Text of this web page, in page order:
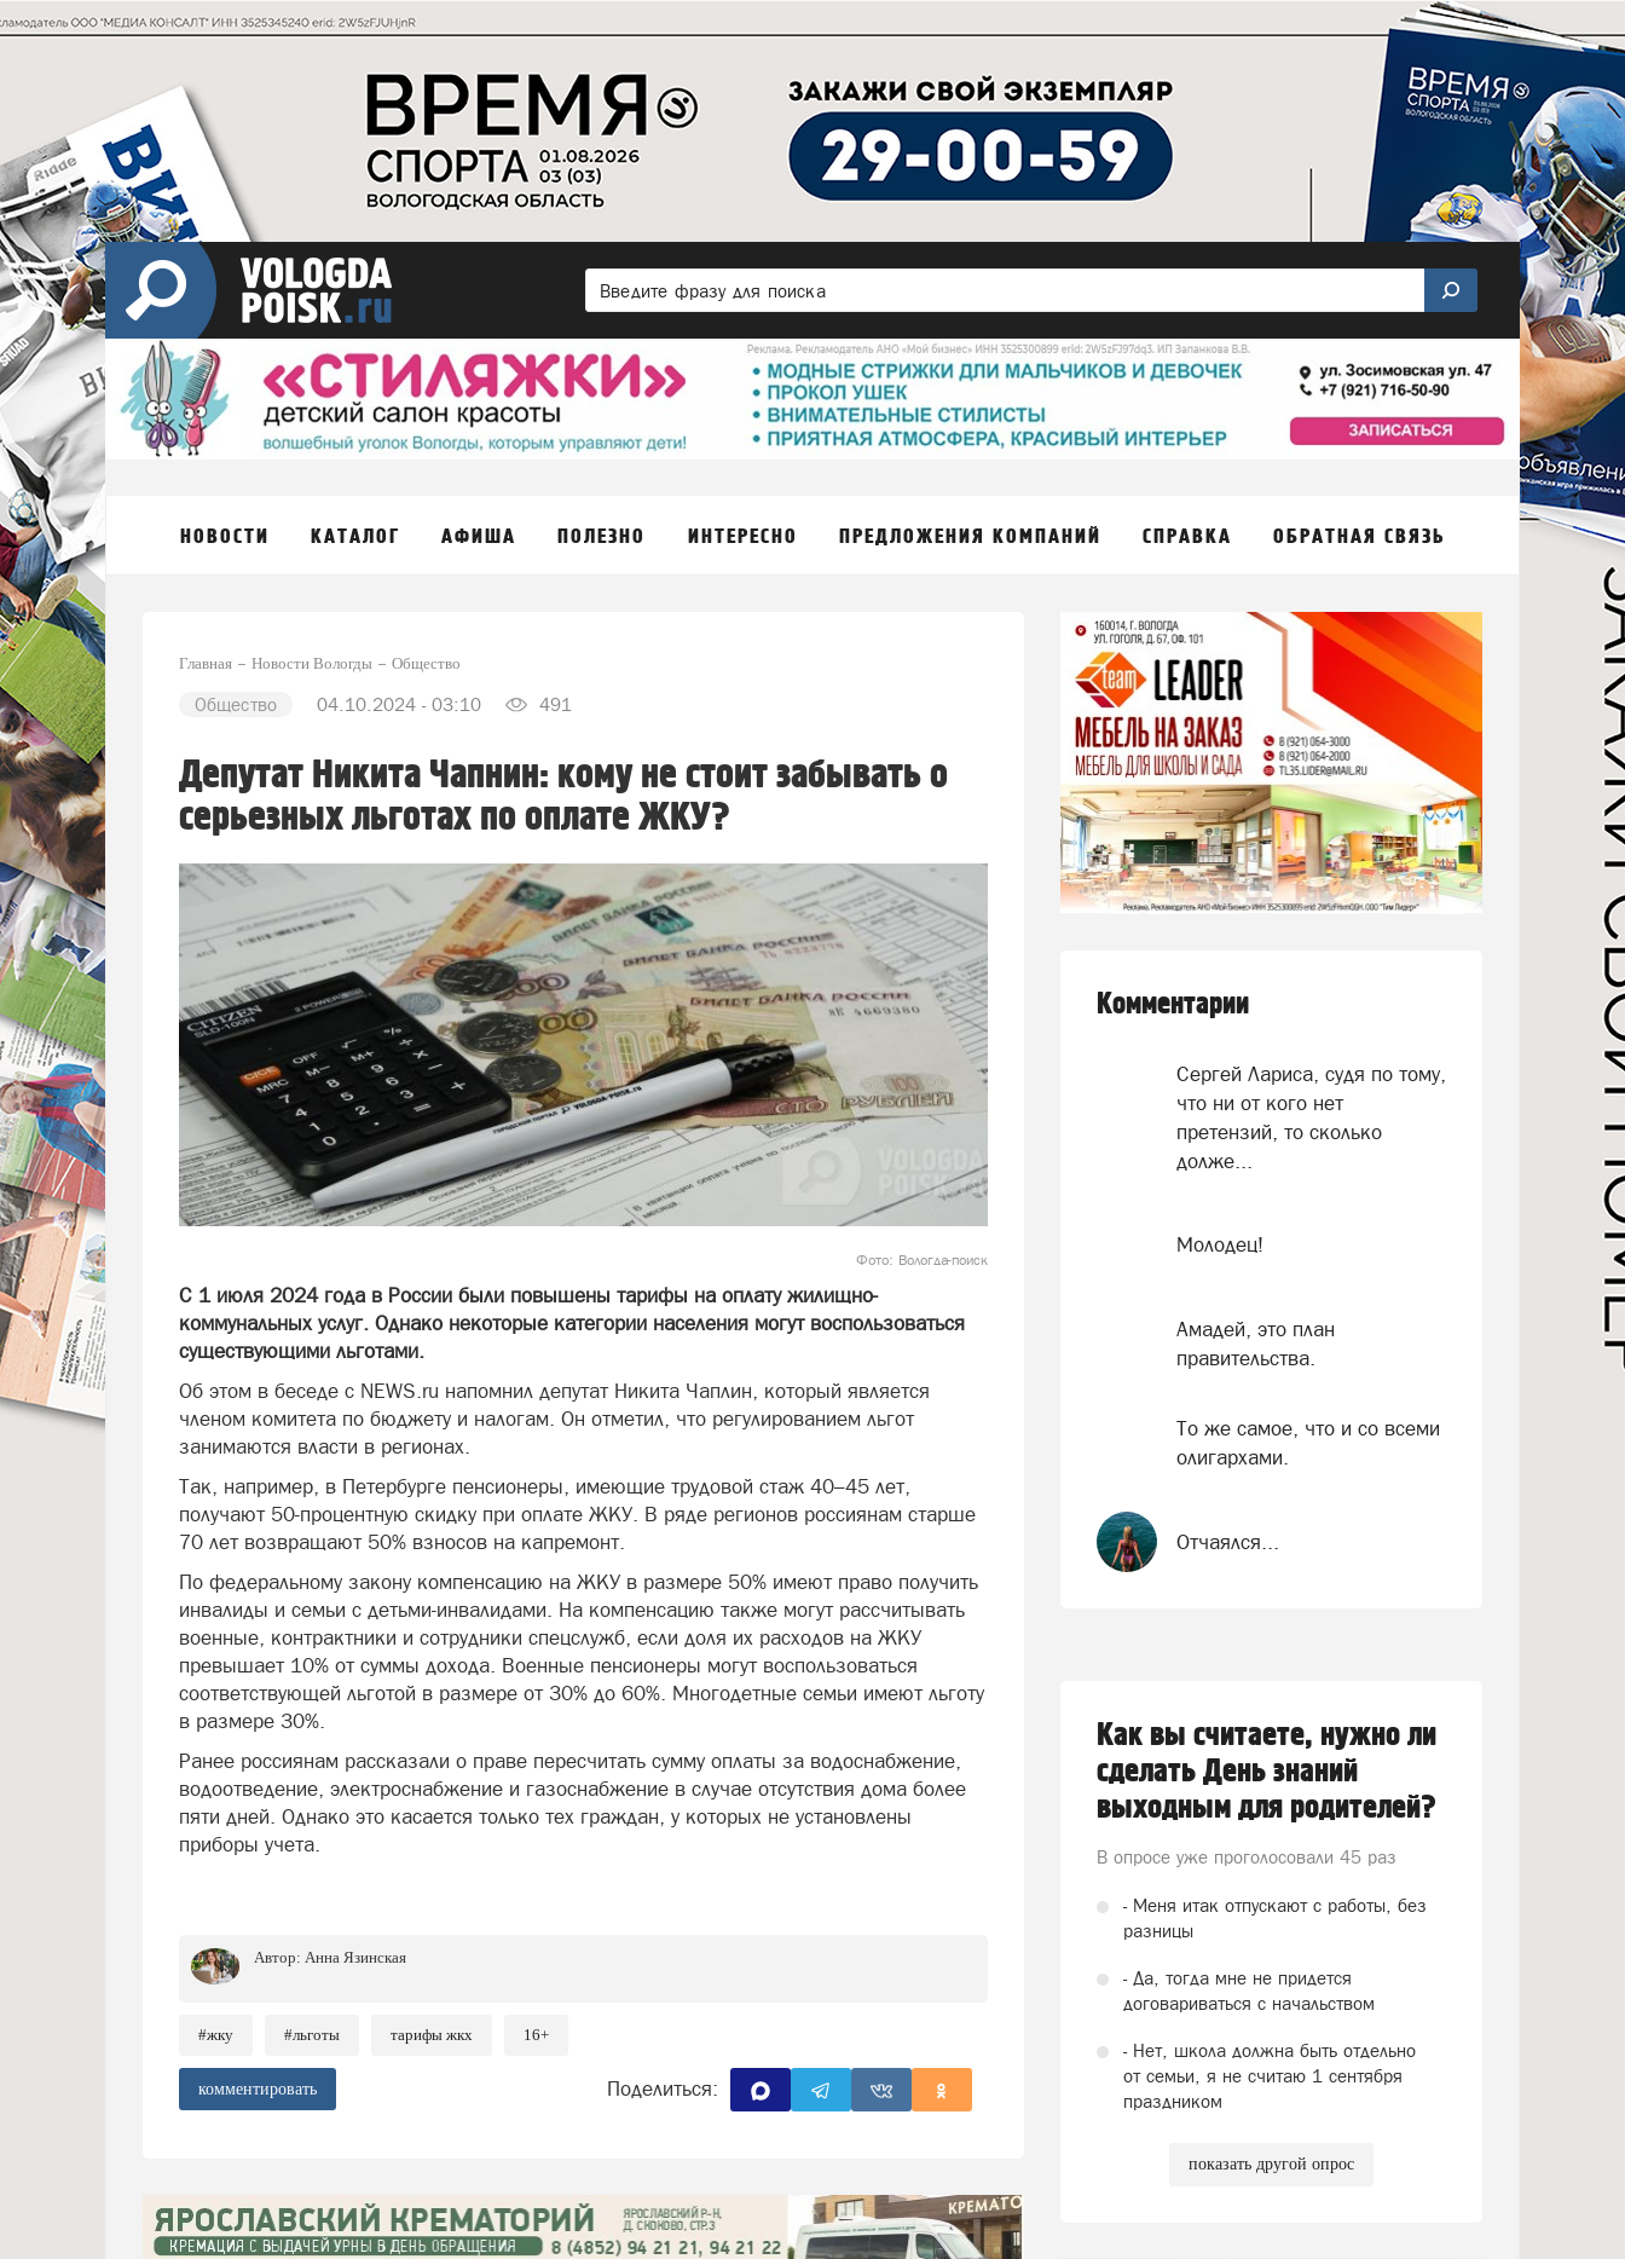
НОВОСТИ КАТАЛОГ АФИША ПОЛЕЗНО ИНТЕРЕСНО ПРЕДЛОЖЕНИЯ КОМПАНИЙ СПРАВКА ОБРАТНАЯ СВЯЗЬ
Главная Новости Вологды Общество
Общество 04.10.2024 - 03:10 491
Депутат Никита Чапнин: кому не стоит забывать о
серьезных льготах по оплате ЖКУ?
Фото: Вологда-поиск
С 1 июля 2024 года в России были повышены тарифы на оплату жилищно-
коммунальных услуг. Однако некоторые категории населения могут воспользоваться
существующими льготами.
Об этом в беседе с NEWS.ru напомнил депутат Никита Чаплин, который является
членом комитета по бюджету и налогам. Он отметил, что регулированием льгот
занимаются власти в регионах.
Так, например, в Петербурге пенсионеры, имеющие трудовой стаж 40–45 лет,
получают 50-процентную скидку при оплате ЖКУ. В ряде регионов россиянам старше
70 лет возвращают 50% взносов на капремонт.
По федеральному закону компенсацию на ЖКУ в размере 50% имеют право получить
инвалиды и семьи с детьми-инвалидами. На компенсацию также могут рассчитывать
военные, контрактники и сотрудники спецслужб, если доля их расходов на ЖКУ
превышает 10% от суммы дохода. Военные пенсионеры могут воспользоваться
соответствующей льготой в размере от 30% до 60%. Многодетные семьи имеют льготу
в размере 30%.
Ранее россиянам рассказали о праве пересчитать сумму оплаты за водоснабжение,
водоотведение, электроснабжение и газоснабжение в случае отсутствия дома более
пяти дней. Однако это касается только тех граждан, у которых не установлены
приборы учета.
Автор: Анна Язинская
#жку #льготы тарифы жкх 16+
комментировать Поделиться:
Комментарии
Сергей Лариса, судя по тому,
что ни от кого нет
претензий, то сколько
долже...
Молодец!
Амадей, это план
правительства.
То же самое, что и со всеми
олигархами.
Отчаялся...
Как вы считаете, нужно ли
сделать День знаний
выходным для родителей?
В опросе уже проголосовали 45 раз
- Меня итак отпускают с работы, без
разницы
- Да, тогда мне не придется
договариваться с начальством
- Нет, школа должна быть отдельно
от семьи, я не считаю 1 сентября
праздником
показать другой опрос